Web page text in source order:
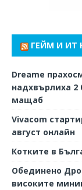
ГЕЙМ И ИТ
Dreame
надхвърлиха 2
мащаб
Vivacom
август онлайн
Котките в
Обединено
високите